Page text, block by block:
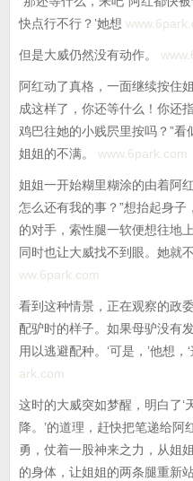
快点行不行？’她想
但是大威仍然没有动作。
阿红动了真格，一面继续按住
成这样了，你还等什么！你还
鸡巴往她的小贱屄里按吗？”
姐姐的不满。
www.6park.com
姐姐一开始糊里糊涂的由着阿
怎么还有我的事？”想抬起身
的对手，索性腿一软便想往地
同时也让大威找不到眼。她就
ww.6park.com
看到这种情景，正在观察的政
配驴时的样子。如果母驴没有
用以逃避配种。‘可是，’他想
ark.com
这时的大威突如梦醒，明白了‘
降。’的道理，赶快把笔递给阿
勇，仗着一股神来之力，从姐
的身体，让姐姐的两条腿重新